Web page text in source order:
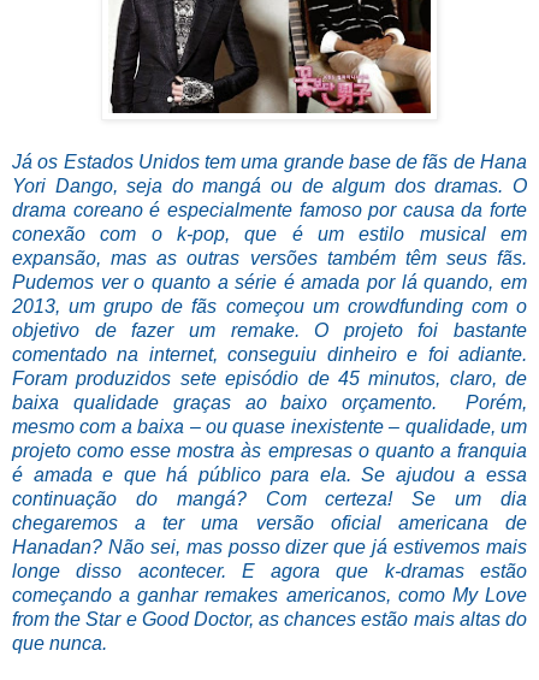
Já os Estados Unidos tem uma grande base de fãs de Hana
Yori Dango, seja do mangá ou de algum dos dramas. O
drama coreano é especialmente famoso por causa da forte
conexão com o k-pop, que é um estilo musical em
expansão, mas as outras versões também têm seus fãs.
Pudemos ver o quanto a série é amada por lá quando, em
2013, um grupo de fãs começou um crowdfunding com o
objetivo de fazer um remake. O projeto foi bastante
comentado na internet, conseguiu dinheiro e foi adiante.
Foram produzidos sete episódio de 45 minutos, claro, de
baixa qualidade graças ao baixo orçamento. Porém,
mesmo com a baixa – ou quase inexistente – qualidade, um
projeto como esse mostra às empresas o quanto a franquia
é amada e que há público para ela. Se ajudou a essa
continuação do mangá? Com certeza! Se um dia
chegaremos a ter uma versão oficial americana de
Hanadan? Não sei, mas posso dizer que já estivemos mais
longe disso acontecer. E agora que k-dramas estão
começando a ganhar remakes americanos, como My Love
from the Star e Good Doctor, as chances estão mais altas do
que nunca.